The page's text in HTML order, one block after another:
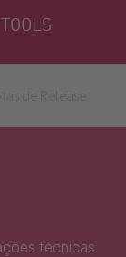
técnicas